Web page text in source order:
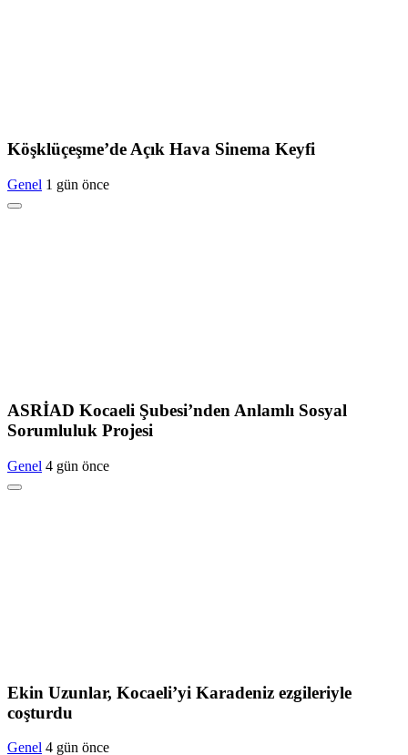
Köşklüçeşme’de Açık Hava Sinema Keyfi
Genel 1 gün önce
ASRİAD Kocaeli Şubesi’nden Anlamlı Sosyal
Sorumluluk Projesi
Genel 4 gün önce
Ekin Uzunlar, Kocaeli’yi Karadeniz ezgileriyle
coşturdu
Genel 4 gün önce